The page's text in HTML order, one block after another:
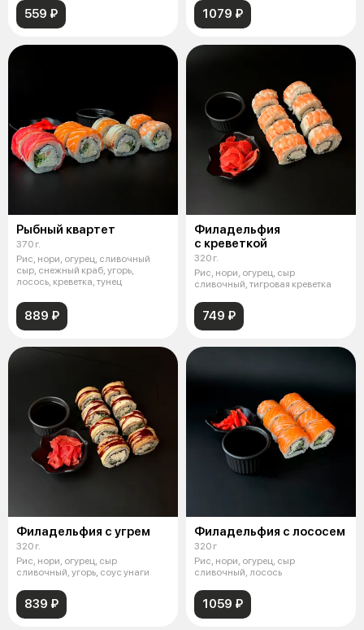
559 ₽ 1079 ₽
Рыбный квартет
370 г.
Рис, нори, огурец, сливочный
сыр, снежный краб, угорь,
лосось, креветка, тунец
889 ₽
Филадельфия
с креветкой
320 г.
Рис, нори, огурец, сыр
сливочный, тигровая креветка
749 ₽
Филадельфия с угрем
320 г.
Рис, нори, огурец, сыр
сливочный, угорь, соус унаги
839 ₽
Филадельфия с лососем
320 г
Рис, нори, огурец, сыр
сливочный, лосось
1059 ₽